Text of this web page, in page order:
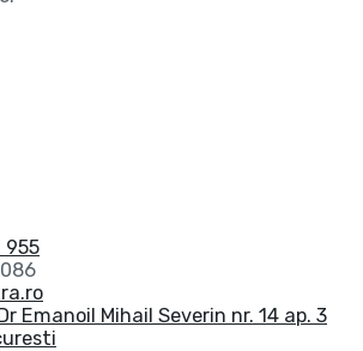
955
Emanoil Mihail Severin nr. 14 ap. 3